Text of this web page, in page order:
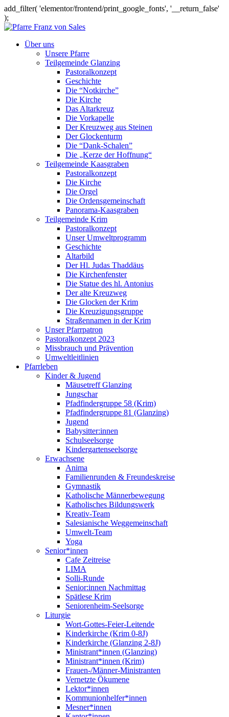
add_filter( 'elementor/frontend/print_google_fonts', '__return_false'
);
Über uns
Unsere Pfarre
Teilgemeinde Glanzing
Pastoralkonzept
Geschichte
Die “Notkirche”
Die Kirche
Das Altarkreuz
Die Vorkapelle
Der Kreuzweg aus Steinen
Der Glockenturm
Die “Dank-Schalen”
Die „Kerze der Hoffnung“
Teilgemeinde Kaasgraben
Pastoralkonzept
Die Kirche
Die Orgel
Die Ordensgemeinschaft
Panorama-Kaasgraben
Teilgemeinde Krim
Pastoralkonzept
Unser Umweltprogramm
Geschichte
Altarbild
Der Hl. Judas Thaddäus
Die Kirchenfenster
Die Statue des hl. Antonius
Der alte Kreuzweg
Die Glocken der Krim
Die Kreuzigungsgruppe
Straßennamen in der Krim
Unser Pfarrpatron
Pastoralkonzept 2023
Missbrauch und Prävention
Umweltleitlinien
Pfarrleben
Kinder & Jugend
Mäusetreff Glanzing
Jungschar
Pfadfindergruppe 58 (Krim)
Pfadfindergruppe 81 (Glanzing)
Jugend
Babysitter:innen
Schulseelsorge
Kindergartenseelsorge
Erwachsene
Anima
Familienrunden & Freundeskreise
Gymnastik
Katholische Männerbewegung
Katholisches Bildungswerk
Kreativ-Team
Salesianische Weggemeinschaft
Umwelt-Team
Yoga
Senior*innen
Cafe Zeitreise
LIMA
Solli-Runde
Senior:innen Nachmittag
Spätlese Krim
Seniorenheim-Seelsorge
Liturgie
Wort-Gottes-Feier-Leitende
Kinderkirche (Krim 0-8J)
Kinderkirche (Glanzing 2-8J)
Ministrant*innen (Glanzing)
Ministrant*innen (Krim)
Frauen-/Männer-Ministranten
Vernetzte Ökumene
Lektor*innen
Kommunionhelfer*innen
Mesner*innen